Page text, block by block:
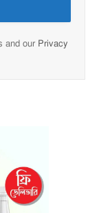
and our Privacy